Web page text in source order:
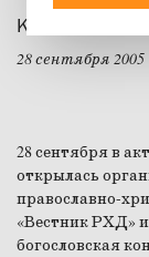
Конференция
28 сентября 2005
28 сентября в
открылась
православно-
«Вестник РХД»
богословская